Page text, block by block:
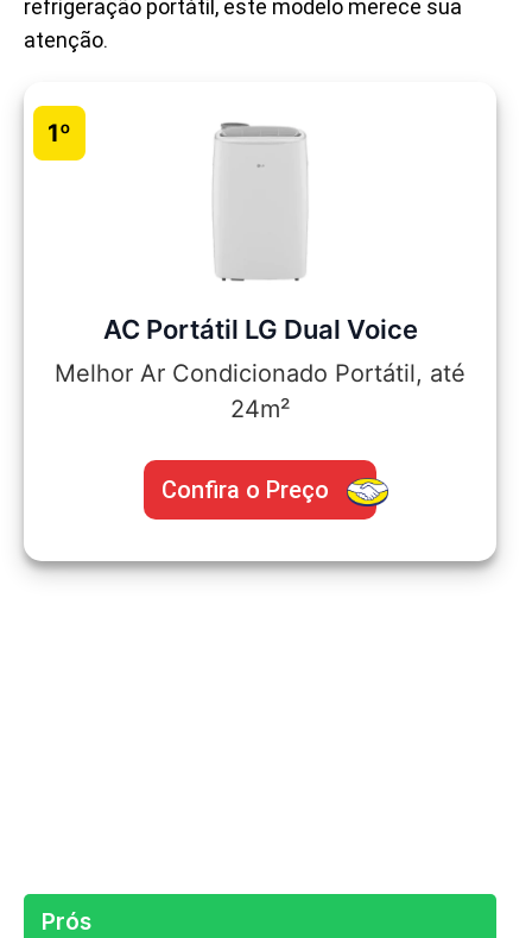
refrigeração portátil, este modelo merece sua
atenção.
1º
AC Portátil LG Dual Voice
Melhor Ar Condicionado Portátil, até
24m²
Confira o Preço
Prós